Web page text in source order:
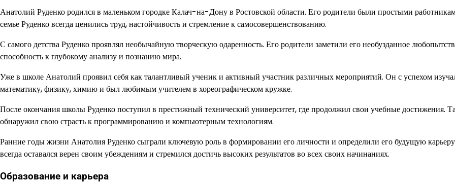
Анатолий Руденко родился в маленьком городке Калач-на-Дону в Ростовской области. Его родители были простыми
семье Руденко всегда ценились труд, настойчивость и стремление к самосовершенствованию.
С самого детства Руденко проявлял необычайную творческую одаренность. Его родители заметили его необузданное
способность к глубокому анализу и познанию мира.
Уже в школе Анатолий проявил себя как талантливый ученик и активный участник различных мероприятий. Он с успехом
математику, физику, химию и был любимым учителем в хореографическом кружке.
После окончания школы Руденко поступил в престижный технический университет, где продолжил свои учебные достижения.
обнаружил свою страсть к программированию и компьютерным технологиям.
Ранние годы жизни Анатолия Руденко сыграли ключевую роль в формировании его личности и определили его будущую
всегда оставался верен своим убеждениям и стремился достичь высоких результатов во всех своих начинаниях.
Образование и карьера